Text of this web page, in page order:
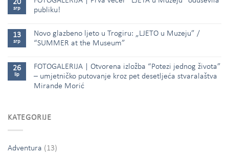
20
srp
publiku!
13
srp
Novo glazbeno ljeto u Trogiru: „LJETO u Muzeju” /
“SUMMER at the Museum”
26
lip
FOTOGALERIJA | Otvorena izložba “Potezi jednog života”
– umjetničko putovanje kroz pet desetljeća stvaralaštva
Mirande Morić
KATEGORIJE
Adventura (13)